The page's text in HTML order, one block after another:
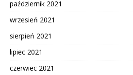
październik 2021
wrzesień 2021
sierpień 2021
lipiec 2021
czerwiec 2021